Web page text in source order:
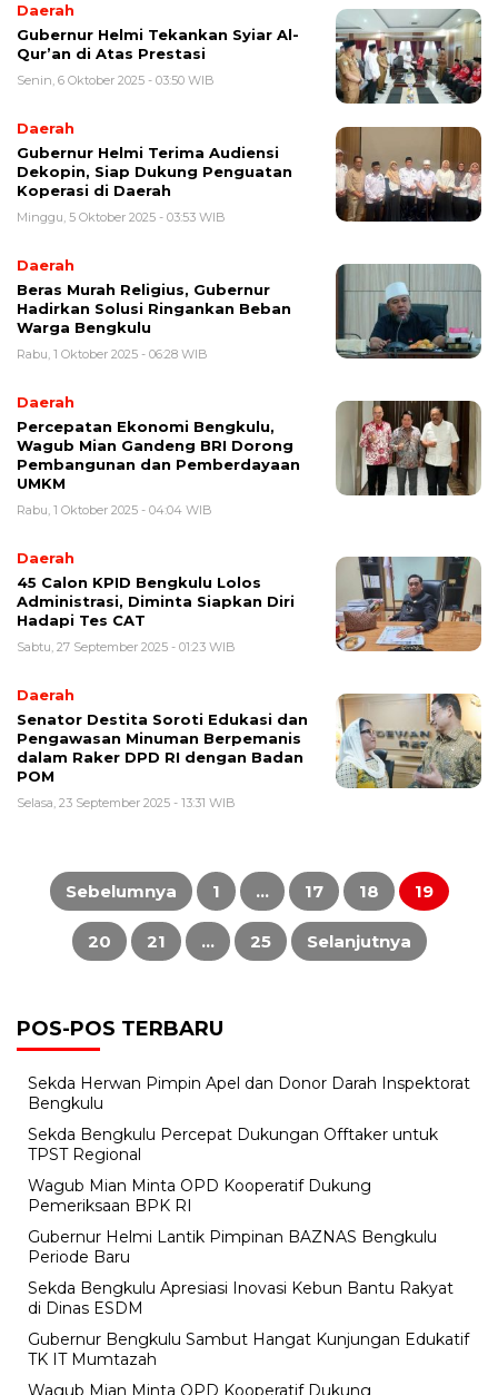
Daerah
Gubernur Helmi Tekankan Syiar Al-
Qur’an di Atas Prestasi
Senin, 6 Oktober 2025 - 03:50 WIB
Daerah
Gubernur Helmi Terima Audiensi
Dekopin, Siap Dukung Penguatan
Koperasi di Daerah
Minggu, 5 Oktober 2025 - 03:53 WIB
Daerah
Beras Murah Religius, Gubernur
Hadirkan Solusi Ringankan Beban
Warga Bengkulu
Rabu, 1 Oktober 2025 - 06:28 WIB
Daerah
Percepatan Ekonomi Bengkulu,
Wagub Mian Gandeng BRI Dorong
Pembangunan dan Pemberdayaan
UMKM
Rabu, 1 Oktober 2025 - 04:04 WIB
Daerah
45 Calon KPID Bengkulu Lolos
Administrasi, Diminta Siapkan Diri
Hadapi Tes CAT
Sabtu, 27 September 2025 - 01:23 WIB
Daerah
Senator Destita Soroti Edukasi dan
Pengawasan Minuman Berpemanis
dalam Raker DPD RI dengan Badan
POM
Selasa, 23 September 2025 - 13:31 WIB
Paginasi
posSebelumnya 1 … 17 18 19
20 21 … 25 Selanjutnya
POS-POS TERBARU
Sekda Herwan Pimpin Apel dan Donor Darah Inspektorat
Bengkulu
Sekda Bengkulu Percepat Dukungan Offtaker untuk
TPST Regional
Wagub Mian Minta OPD Kooperatif Dukung
Pemeriksaan BPK RI
Gubernur Helmi Lantik Pimpinan BAZNAS Bengkulu
Periode Baru
Sekda Bengkulu Apresiasi Inovasi Kebun Bantu Rakyat
di Dinas ESDM
Gubernur Bengkulu Sambut Hangat Kunjungan Edukatif
TK IT Mumtazah
Wagub Mian Minta OPD Kooperatif Dukung